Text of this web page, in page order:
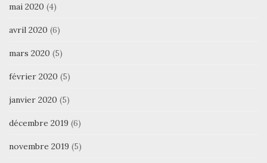
mai 2020 (4)
avril 2020 (6)
mars 2020 (5)
février 2020 (5)
janvier 2020 (5)
décembre 2019 (6)
novembre 2019 (5)